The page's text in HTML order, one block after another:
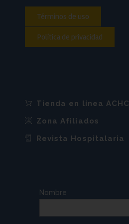
Términos de uso
Política de privacidad
Tienda en línea ACHC
Zona Afiliados
Revista Hospitalaria
Nombre